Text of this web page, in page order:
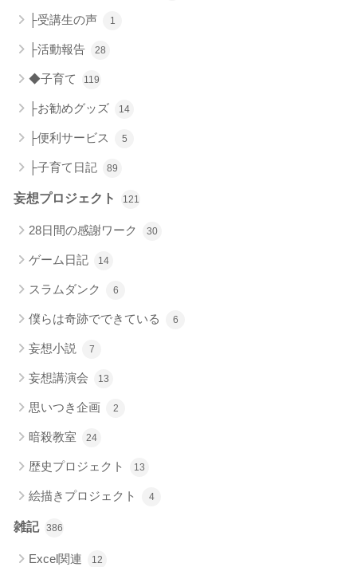
├受講生の声 1
├活動報告 28
◆子育て 119
├お勧めグッズ 14
├便利サービス 5
├子育て日記 89
妄想プロジェクト 121
28日間の感謝ワーク 30
ゲーム日記 14
スラムダンク 6
僕らは奇跡でできている 6
妄想小説 7
妄想講演会 13
思いつき企画 2
暗殺教室 24
歴史プロジェクト 13
絵描きプロジェクト 4
雑記 386
Excel関連 12